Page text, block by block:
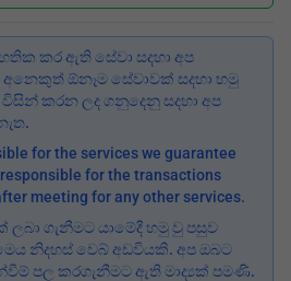
කර ඇති සේවා සදහා අප
ඕනෑම සේවාවක් සදහා හමු
කරන ලද ගනුදෙනු සදහා අප
for the services we guarantee
for the transactions
meeting for any other services.
ලබා ගැනීමට යාමේදී හමු වු පසුව
නිදහස් වෙබ් අඩවියකි. අප ඔබට
පල කරගැනීමට ඇති මාද්‍යක් පමණි.